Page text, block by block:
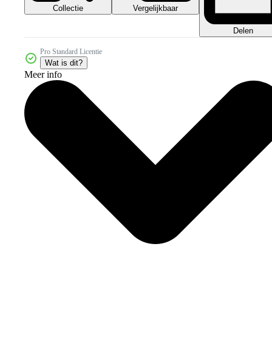
Collectie Vergelijkbaar
Delen
Pro Standard Licentie
Wat is dit?
Meer info